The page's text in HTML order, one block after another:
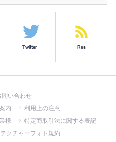
Twitter Rss
問い合わせ
内
利用上の注意
様
特定商取引法に関する表記
クチャーフォト規約